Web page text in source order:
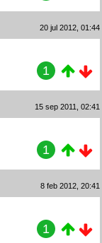
20 jul 2012, 01:44
1
15 sep 2011, 02:41
1
8 feb 2012, 20:41
1